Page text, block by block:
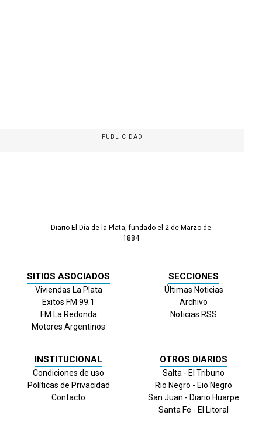
PUBLICIDAD
Diario El Día de la Plata, fundado el 2 de Marzo de
1884
SITIOS ASOCIADOS
Viviendas La Plata
Exitos FM 99.1
FM La Redonda
Motores Argentinos
SECCIONES
Últimas Noticias
Archivo
Noticias RSS
INSTITUCIONAL
Condiciones de uso
Políticas de Privacidad
Contacto
OTROS DIARIOS
Salta - El Tribuno
Rio Negro - Eio Negro
San Juan - Diario Huarpe
Santa Fe - El Litoral